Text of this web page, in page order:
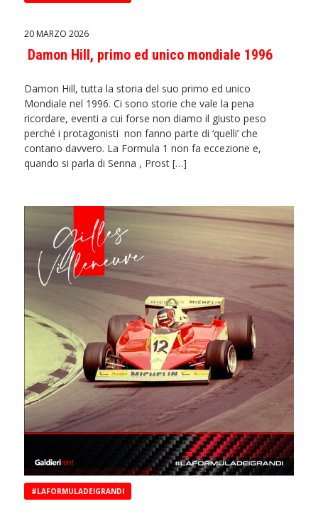
20 MARZO 2026
Damon Hill, primo ed unico mondiale 1996
Damon Hill, tutta la storia del suo primo ed unico
Mondiale nel 1996. Ci sono storie che vale la pena
ricordare, eventi a cui forse non diamo il giusto peso
perché i protagonisti non fanno parte di ‘quelli’ che
contano davvero. La Formula 1 non fa eccezione e,
quando si parla di Senna , Prost […]
#LAFORMULADEIGRANDI